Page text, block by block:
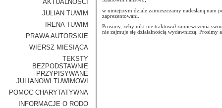
AKTUALNOŚCI
JULIAN TUWIM
IRENA TUWIM
PRAWA AUTORSKIE
WIERSZ MIESIĄCA
TEKSTY
BEZPODSTAWNIE
PRZYPISYWANE
JULIANOWI TUWIMOWI
POMOC CHARYTATYWNA
INFORMACJE O RODO
w niniejszym dziale zamieszczamy nadesłaną
zaprezentowani.
Prosimy, żeby nikt nie traktował zamieszczenia
nie zajmuje się działalnością wydawniczą.